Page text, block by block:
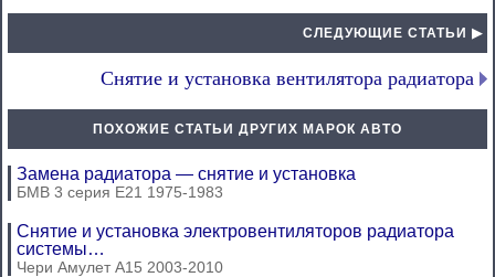
СЛЕДУЮЩИЕ СТАТЬИ ▶
Снятие и установка вентилятора радиатора
ПОХОЖИЕ СТАТЬИ ДРУГИХ МАРОК АВТО
Замена радиатора — снятие и установка
БМВ 3 серия Е21 1975-1983
Снятие и установка электровентиляторов радиатора
системы…
Чери Амулет А15 2003-2010